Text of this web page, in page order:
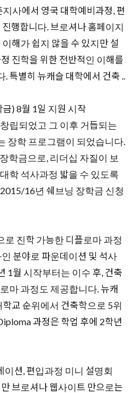
사에서 영국 대학예비과정, 편
행합니다. 브로셔나 홈페이지
해가 쉽지 않을 수 있지만 설
진학을 위한 전반적인 이해를
특별히 뉴캐슬 대학에서 건축 ..
) 8월 1일 지원 시작
립되었고 그 이후 거듭되는
장학 프로그램이 되었습니다.
학금으로, 리더십 자질이 보
학 석사과정 밟을 수 있도록
16년 쉐브닝 장학금 신청
로 진학 가능한 디플로마 과정
분야로 파운데이션 및 석사
1월 시작부터는 이수 후, 건축
마 과정도 제공합니다. 뉴캐
교 순위에서 건축학으로 5위
과정은 학업 후에 2학년
이션, 편입과정 미니 설명회
브로셔나 웹사이트 만으로는